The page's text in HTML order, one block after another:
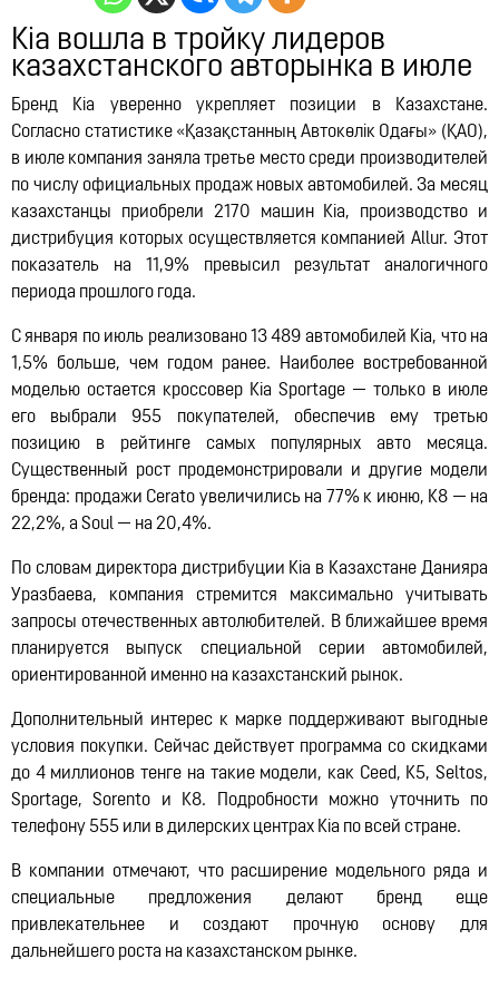
Kia вошла в тройку лидеров
казахстанского авторынка в июле
Бренд Kia уверенно укрепляет позиции в Казахстане.
Согласно статистике «Қазақстанның Автокөлік Одағы» (ҚАО),
в июле компания заняла третье место среди производителей
по числу официальных продаж новых автомобилей. За месяц
казахстанцы приобрели 2170 машин Kia, производство и
дистрибуция которых осуществляется компанией Allur. Этот
показатель на 11,9% превысил результат аналогичного
периода прошлого года.
С января по июль реализовано 13 489 автомобилей Kia, что на
1,5% больше, чем годом ранее. Наиболее востребованной
моделью остается кроссовер Kia Sportage — только в июле
его выбрали 955 покупателей, обеспечив ему третью
позицию в рейтинге самых популярных авто месяца.
Существенный рост продемонстрировали и другие модели
бренда: продажи Cerato увеличились на 77% к июню, K8 — на
22,2%, а Soul — на 20,4%.
По словам директора дистрибуции Kia в Казахстане Данияра
Уразбаева, компания стремится максимально учитывать
запросы отечественных автолюбителей. В ближайшее время
планируется выпуск специальной серии автомобилей,
ориентированной именно на казахстанский рынок.
Дополнительный интерес к марке поддерживают выгодные
условия покупки. Сейчас действует программа со скидками
до 4 миллионов тенге на такие модели, как Ceed, K5, Seltos,
Sportage, Sorento и K8. Подробности можно уточнить по
телефону 555 или в дилерских центрах Kia по всей стране.
В компании отмечают, что расширение модельного ряда и
специальные предложения делают бренд еще
привлекательнее и создают прочную основу для
дальнейшего роста на казахстанском рынке.
12:21, 14.07.2026 10322